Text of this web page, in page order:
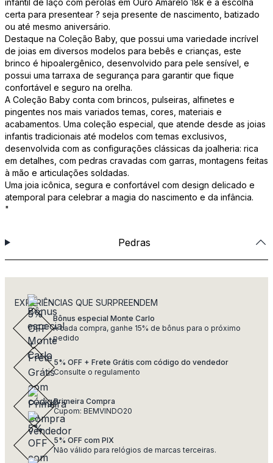
infantil de laço com pérolas em Ouro Amarelo 18k é a escolha
certa para presentear ? seja presente de nascimento, batizado
ou até mesmo aniversário.
Destaque na Coleção Baby, que possui uma variedade incrível
de joias em diversos modelos para bebês e crianças, este
brinco é hipoalergênico, desenvolvido para pele sensível, e
possui uma tarraxa de segurança para garantir que fique
confortável e seguro na orelha.
A Coleção Baby conta com brincos, pulseiras, alfinetes e
pingentes nos mais variados temas, cores, materiais e
acabamentos. Uma coleção especial, que atende desde as joias
infantis tradicionais até modelos com temas exclusivos,
desenvolvida com as configurações clássicas da joalheria: rica
em detalhes, com pedras cravadas com garras, montagens feitas
à mão e articulações soldadas.
Uma joia icônica, segura e confortável com design delicado e
atemporal para celebrar a magia do nascimento e da infância.
"
Pedras
EXPERIÊNCIAS QUE SURPREENDEM
Bônus especial Monte Carlo
A cada compra, ganhe 15% de bônus para o próximo
pedido
5% OFF + Frete Grátis com código do vendedor
Consulte o regulamento
Primeira Compra
Cupom: BEMVINDO20
5% OFF com PIX
Não válido para relógios de marcas terceiras.